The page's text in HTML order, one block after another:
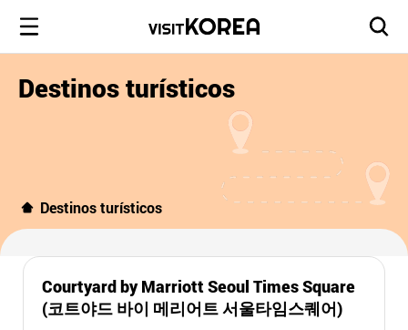
Destinos turísticos
Destinos turísticos
Courtyard by Marriott Seoul Times Square
(코트야드 바이 메리어트 서울타임스퀘어)